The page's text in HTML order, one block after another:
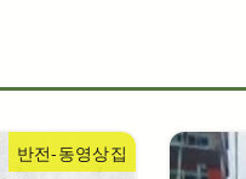
반전-동영상집